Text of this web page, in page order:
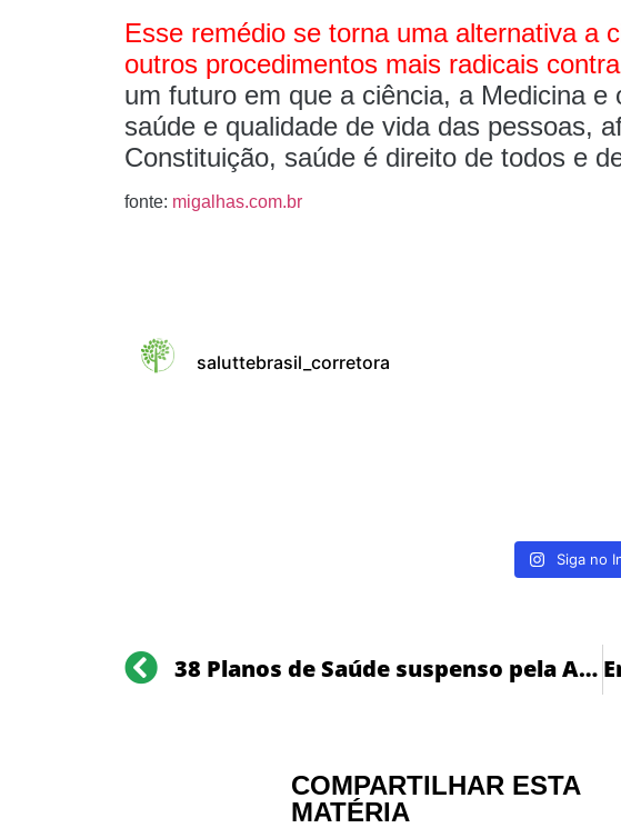
Esse remédio se torna uma alternativa a
outros procedimentos mais radicais
um futuro em que a ciência, a Medicina
saúde e qualidade de vida das pessoas,
Constituição, saúde é direito de todos e
fonte: migalhas.com.br
saluttebrasil_corretora
Siga no
38 Planos de Saúde suspenso pela ANS
COMPARTILHAR ESTA
MATÉRIA